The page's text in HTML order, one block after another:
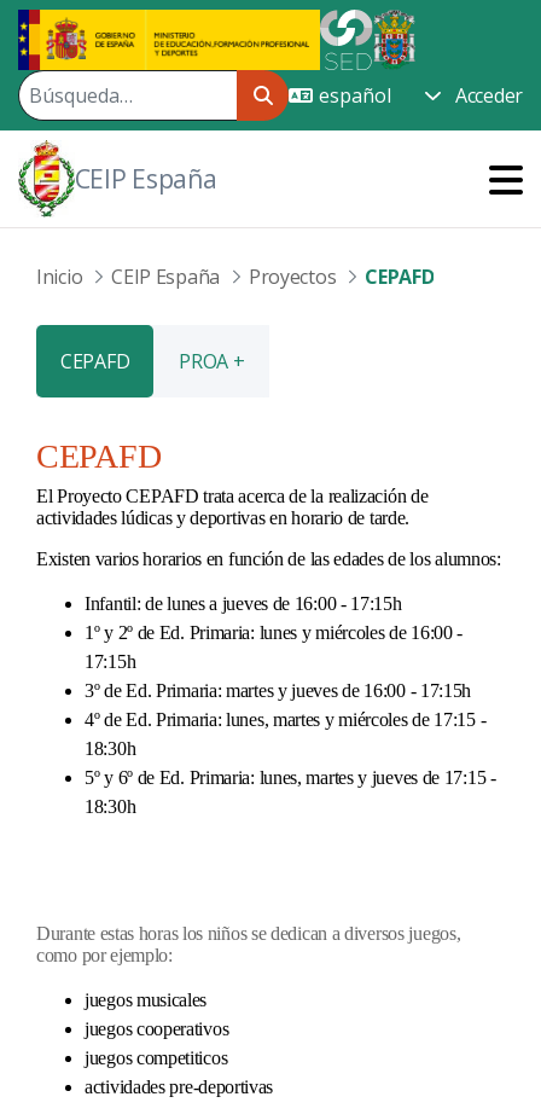
Saltar al contenido principal
Acceder
CEIP España
Inicio CEIP España Proyectos CEPAFD
CEPAFD PROA +
CEPAFD
El Proyecto CEPAFD trata acerca de la realización de
actividades lúdicas y deportivas en horario de tarde.
Existen varios horarios en función de las edades de los alumnos:
Infantil: de lunes a jueves de 16:00 - 17:15h
1º y 2º de Ed. Primaria: lunes y miércoles de 16:00 -
17:15h
3º de Ed. Primaria: martes y jueves de 16:00 - 17:15h
4º de Ed. Primaria: lunes, martes y miércoles de 17:15 -
18:30h
5º y 6º de Ed. Primaria: lunes, martes y jueves de 17:15 -
18:30h
Durante estas horas los niños se dedican a diversos juegos,
como por ejemplo:
juegos musicales
juegos cooperativos
juegos competiticos
actividades pre-deportivas